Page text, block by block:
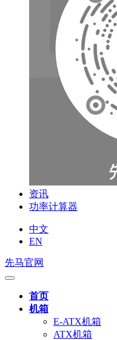
资讯
功率计算器
中文
EN
先马官网
首页
机箱
E-ATX机箱
ATX机箱